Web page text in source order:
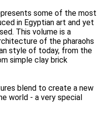
some of the most
in Egyptian art and yet
This volume is a
of the pharaohs
style of today, from the
simple clay brick
blend to create a new
world - a very special